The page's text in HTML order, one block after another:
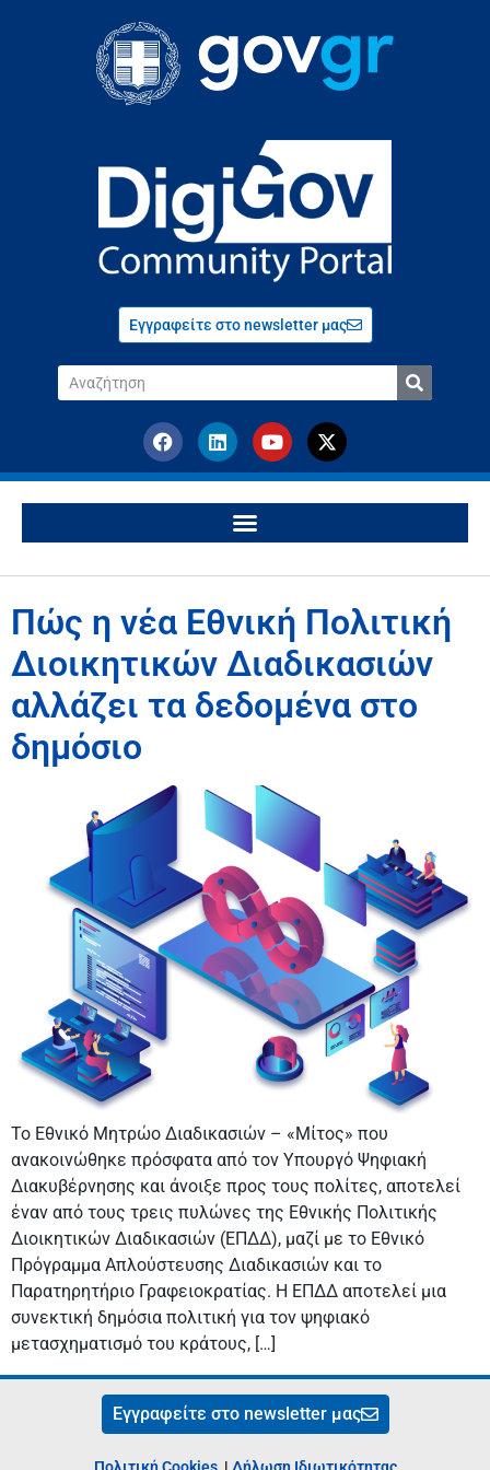
Εγγραφείτε στο newsletter μας
Πώς η νέα Εθνική Πολιτική
Διοικητικών Διαδικασιών
αλλάζει τα δεδομένα στο
δημόσιο
Το Εθνικό Μητρώο Διαδικασιών – «Μίτος» που
ανακοινώθηκε πρόσφατα από τον Υπουργό Ψηφιακή
Διακυβέρνησης και άνοιξε προς τους πολίτες, αποτελεί
έναν από τους τρεις πυλώνες της Εθνικής Πολιτικής
Διοικητικών Διαδικασιών (ΕΠΔΔ), μαζί με το Εθνικό
Πρόγραμμα Απλούστευσης Διαδικασιών και το
Παρατηρητήριο Γραφειοκρατίας. Η ΕΠΔΔ αποτελεί μια
συνεκτική δημόσια πολιτική για τον ψηφιακό
μετασχηματισμό του κράτους, […]
Εγγραφείτε στο newsletter μας
Πολιτική Cookies | Δήλωση Ιδιωτικότητας